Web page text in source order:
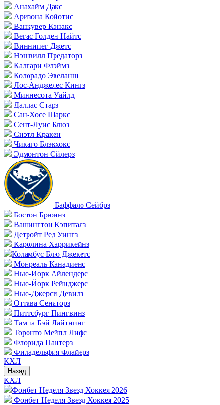
Анахайм Дакс
Аризона Койотис
Ванкувер Кэнакс
Вегас Голден Найтс
Виннипег Джетс
Нэшвилл Предаторз
Калгари Флэймз
Колорадо Эвеланш
Лос-Анджелес Кингз
Миннесота Уайлд
Даллас Старз
Сан-Хосе Шаркс
Сент-Луис Блюз
Сиэтл Кракен
Чикаго Блэкхокс
Эдмонтон Ойлерз
Баффало Сейбрз
Бостон Брюинз
Вашингтон Кэпиталз
Детройт Ред Уингз
Каролина Харрикейнз
Коламбус Блю Джекетс
Монреаль Канадиенс
Нью-Йорк Айлендерс
Нью-Йорк Рейнджерс
Нью-Джерси Девилз
Оттава Сенаторз
Питтсбург Пингвинз
Тампа-Бэй Лайтнинг
Торонто Мейпл Лифс
Флорида Пантерз
Филадельфия Флайерз
КХЛ
Назад
КХЛ
Фонбет Неделя Звезд Хоккея 2026
Фонбет Неделя Звезд Хоккея 2025